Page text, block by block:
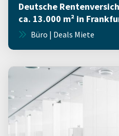
Deutsche
ca. 13.000 m² in
Büro | Deals Miete